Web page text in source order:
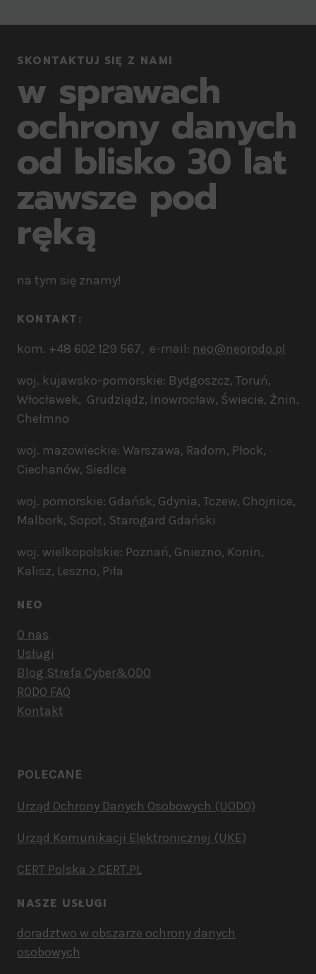
SKONTAKTUJ SIĘ Z NAMI
w sprawach
ochrony danych
od blisko 30 lat
zawsze pod
ręką
na tym się znamy!
KONTAKT:​
kom. +48 602 129 567, e-mail: neo@neorodo.pl
woj. kujawsko-pomorskie: Bydgoszcz, Toruń,
Włocławek, Grudziądz, Inowrocław, Świecie, Żnin,
Chełmno
woj. mazowieckie: Warszawa, Radom, Płock,
Ciechanów, Siedlce
woj. pomorskie: Gdańsk, Gdynia, Tczew, Chojnice,
Malbork, Sopot, Starogard Gdański
woj. wielkopolskie: Poznań, Gniezno, Konin,
Kalisz, Leszno, Piła
NEO
O nas
Usługi
Blog Strefa Cyber&ODO
RODO FAQ
Kontakt
POLECANE
Urząd Ochrony Danych Osobowych (UODO)
Urząd Komunikacji Elektronicznej (UKE)
CERT Polska > CERT.PL
NASZE USŁUGI
doradztwo w obszarze ochrony danych
osobowych